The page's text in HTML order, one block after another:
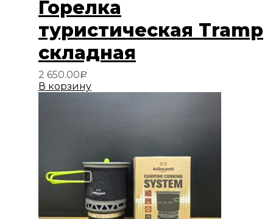
Горелка
туристическая Tramp
складная
2 650.00Р
В корзину